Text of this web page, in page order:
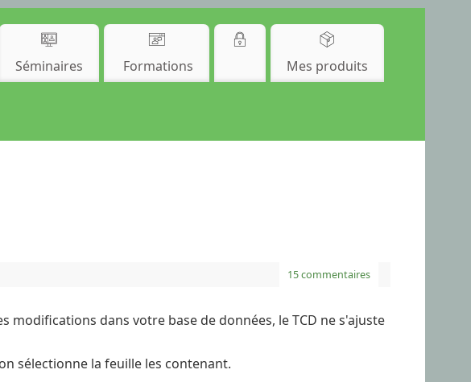
Séminaires Formations Mes produits
15 commentaires
modifications dans votre base de données, le TCD ne s'ajuste
sélectionne la feuille les contenant.